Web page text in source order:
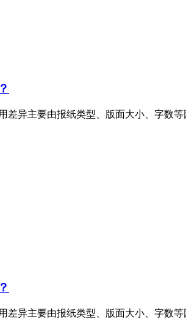
差异主要由报纸类型、版面大小、字数
差异主要由报纸类型、版面大小、字数